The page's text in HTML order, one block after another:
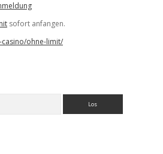
sofort anfangen.
ohne-limit/